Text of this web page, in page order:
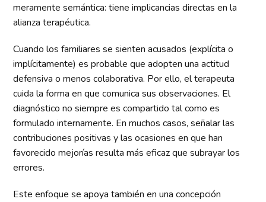
meramente semántica: tiene implicancias directas en la
alianza terapéutica.
Cuando los familiares se sienten acusados (explícita o
implícitamente) es probable que adopten una actitud
defensiva o menos colaborativa. Por ello, el terapeuta
cuida la forma en que comunica sus observaciones. El
diagnóstico no siempre es compartido tal como es
formulado internamente. En muchos casos, señalar las
contribuciones positivas y las ocasiones en que han
favorecido mejorías resulta más eficaz que subrayar los
errores.
Este enfoque se apoya también en una concepción